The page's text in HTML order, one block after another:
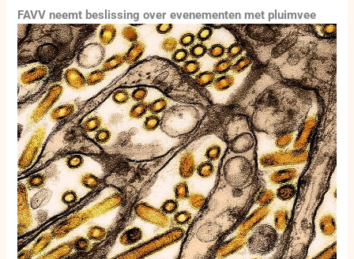
FAVV neemt beslissing over evenementen met pluimvee